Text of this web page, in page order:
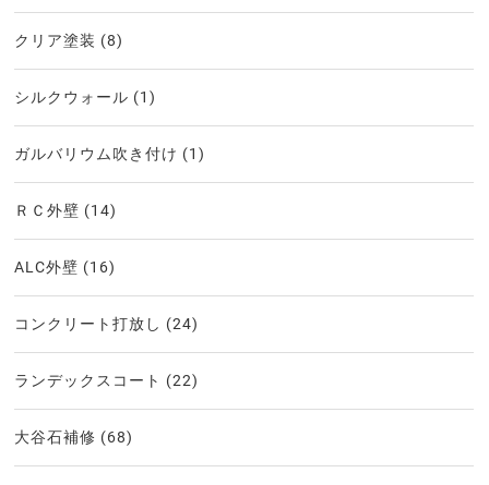
クリア塗装 (8)
シルクウォール (1)
ガルバリウム吹き付け (1)
ＲＣ外壁 (14)
ALC外壁 (16)
コンクリート打放し (24)
ランデックスコート (22)
大谷石補修 (68)